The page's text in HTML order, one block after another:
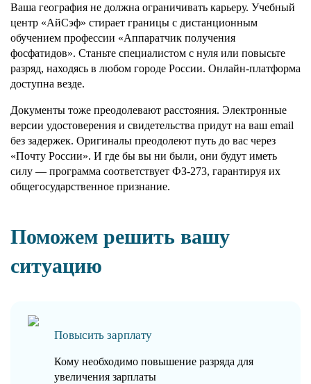
Ваша география не должна ограничивать карьеру. Учебный
центр «АйСэф» стирает границы с дистанционным
обучением профессии «Аппаратчик получения
фосфатидов». Станьте специалистом с нуля или повысьте
разряд, находясь в любом городе России. Онлайн-платформа
доступна везде.
Документы тоже преодолевают расстояния. Электронные
версии удостоверения и свидетельства придут на ваш email
без задержек. Оригиналы преодолеют путь до вас через
«Почту России». И где бы вы ни были, они будут иметь
силу — программа соответствует ФЗ-273, гарантируя их
общегосударственное признание.
Поможем решить вашу
ситуацию
Повысить зарплату
Кому необходимо повышение разряда для
увеличения зарплаты